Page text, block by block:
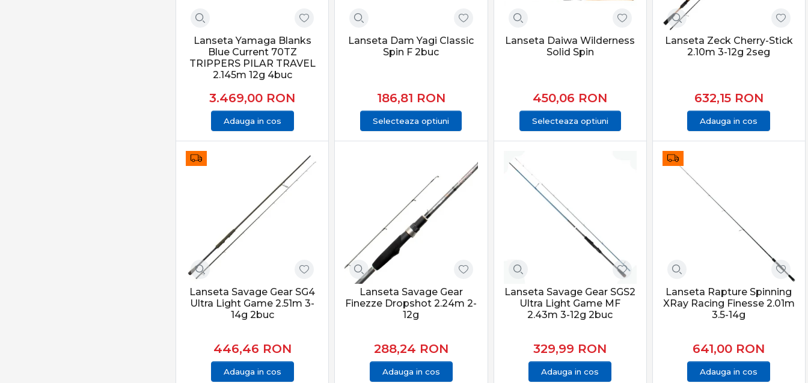
Lanseta Yamaga Blanks
Blue Current 70TZ
TRIPPERS PILAR TRAVEL
2.145m 12g 4buc
3.469,00 RON
Adauga in cos
Lanseta Dam Yagi Classic
Spin F 2buc
186,81 RON
Selecteaza optiuni
Lanseta Daiwa Wilderness
Solid Spin
450,06 RON
Selecteaza optiuni
Lanseta Zeck Cherry-Stick
2.10m 3-12g 2seg
632,15 RON
Adauga in cos
Lanseta Savage Gear SG4
Ultra Light Game 2.51m 3-
14g 2buc
446,46 RON
Adauga in cos
Lanseta Savage Gear
Finezze Dropshot 2.24m 2-
12g
288,24 RON
Adauga in cos
Lanseta Savage Gear SGS2
Ultra Light Game MF
2.43m 3-12g 2buc
329,99 RON
Adauga in cos
Lanseta Rapture Spinning
XRay Racing Finesse 2.01m
3.5-14g
641,00 RON
Adauga in cos